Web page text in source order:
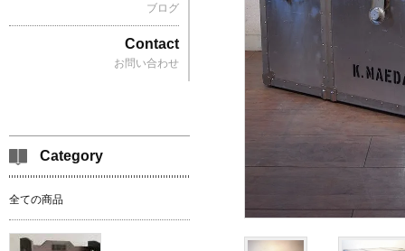
ブログ
Contact
お問い合わせ
Category
全ての商品